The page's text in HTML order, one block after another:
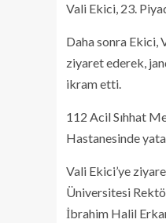
Vali Ekici, 23.
Daha sonra Ekici,
ziyaret ederek,
ikram etti.
112 Acil Sıhhat
Hastanesinde
Vali Ekici’ye
Üniversitesi
İbrahim Halil